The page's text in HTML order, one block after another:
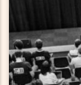
Scalebooster
startup
inspiratie